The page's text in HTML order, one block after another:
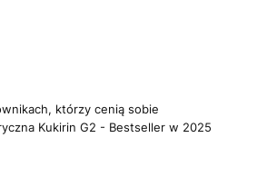
którzy cenią sobie
Kukirin G2 - Bestseller w 2025